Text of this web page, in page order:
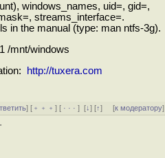
windows_names, uid=, gid=,
streams_interface=.
the manual (type: man ntfs-3g).
/mnt/windows
http://tuxera.com
] [ ﹢﹢﹢] [ · · ·][↓] [↑] [к модератору]